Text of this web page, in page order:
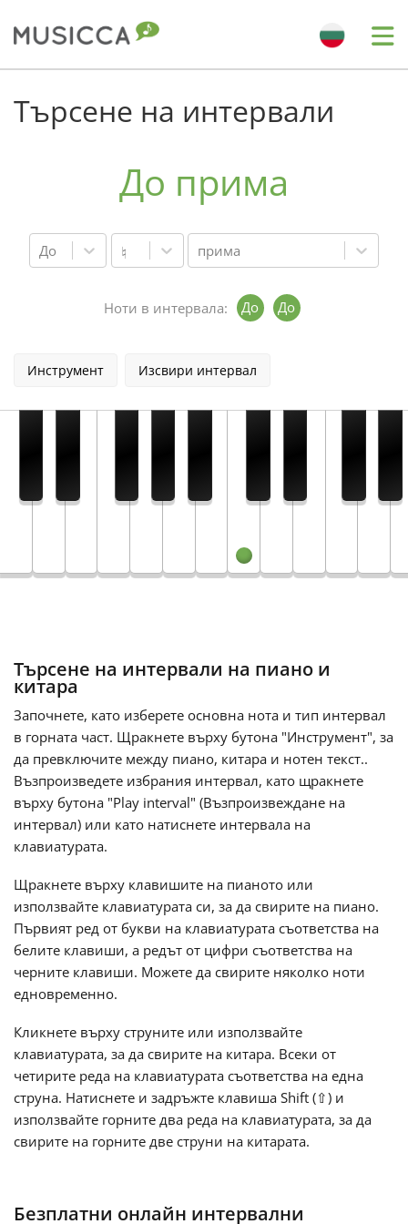
Deutsch
한국어
日本語
Polski
Português
Русский
Svenska
Tiếng Việt
Українська
简体中文
Търсене на интервали
До прима
До ♮ прима
Ноти в интервала: До До
Инструмент Изсвири интервал
Търсене на интервали на пиано и
китара
Започнете, като изберете основна нота и тип интервал
в горната част. Щракнете върху бутона "Инструмент", за
да превключите между пиано, китара и нотен текст..
Възпроизведете избрания интервал, като щракнете
върху бутона "Play interval" (Възпроизвеждане на
интервал) или като натиснете интервала на
клавиатурата.
Щракнете върху клавишите на пианото или
използвайте клавиатурата си, за да свирите на пиано.
Първият ред от букви на клавиатурата съответства на
белите клавиши, а редът от цифри съответства на
черните клавиши. Можете да свирите няколко ноти
едновременно.
Кликнете върху струните или използвайте
клавиатурата, за да свирите на китара. Всеки от
четирите реда на клавиатурата съответства на една
струна. Натиснете и задръжте клавиша Shift (⇧) и
използвайте горните два реда на клавиатурата, за да
свирите на горните две струни на китарата.
Безплатни онлайн интервални